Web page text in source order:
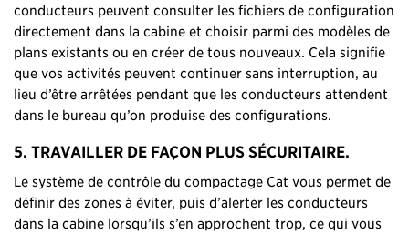
conducteurs peuvent consulter les fichiers de configuration
directement dans la cabine et choisir parmi des modèles de
plans existants ou en créer de tous nouveaux. Cela signifie
que vos activités peuvent continuer sans interruption, au
lieu d’être arrêtées pendant que les conducteurs attendent
dans le bureau qu’on produise des configurations.
5. TRAVAILLER DE FAÇON PLUS SÉCURITAIRE.
Le système de contrôle du compactage Cat vous permet de
définir des zones à éviter, puis d’alerter les conducteurs
dans la cabine lorsqu’ils s’en approchent trop, ce qui vous